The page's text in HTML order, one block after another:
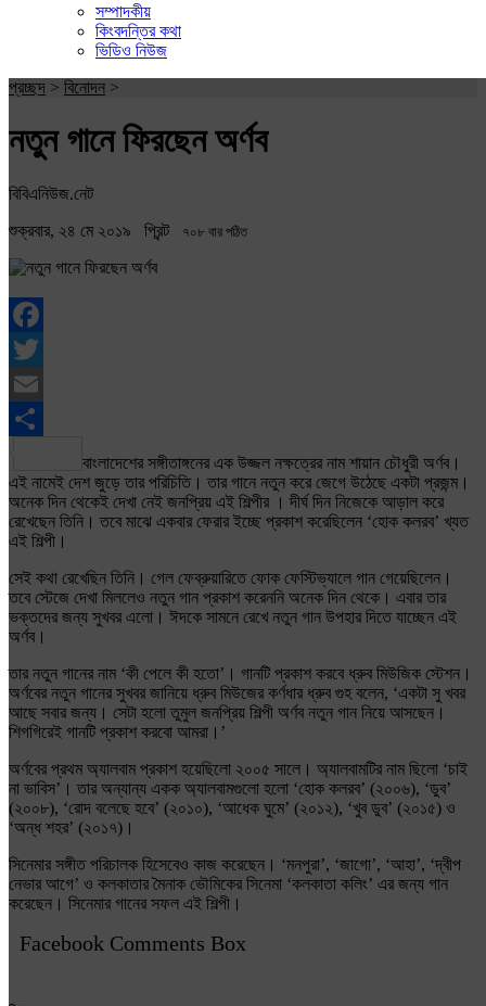
সম্পাদকীয়
কিংবদন্তির কথা
ভিডিও নিউজ
প্রচ্ছদ > বিনোদন >
নতুন গানে ফিরছেন অর্ণব
বিবিএনিউজ.নেট
শুক্রবার, ২৪ মে ২০১৯ প্রিন্ট ৭০৮ বার পঠিত
Facebook
Twitter
Email
বাংলাদেশের সঙ্গীতাঙ্গনের এক উজ্জল নক্ষত্রের নাম শায়ান চৌধুরী অর্ণব।
এই নামেই দেশ জুড়ে তার পরিচিতি। তার গানে নতুন করে জেগে উঠেছে একটা প্রজন্ম।
অনেক দিন থেকেই দেখা নেই জনপ্রিয় এই শিল্পীর । দীর্ঘ দিন নিজেকে আড়াল করে
রেখেছেন তিনি। তবে মাঝে একবার ফেরার ইচ্ছে প্রকাশ করেছিলেন ‘হোক কলরব’ খ্যত
এই শিল্পী।
সেই কথা রেখেছিন তিনি। গেল ফেব্রুয়ারিতে ফোক ফেস্টিভ্যালে গান গেয়েছিলেন।
তবে স্টেজে দেখা মিললেও নতুন গান প্রকাশ করেননি অনেক দিন থেকে। এবার তার
ভক্তদের জন্য সুখবর এলো। ঈদকে সামনে রেখে নতুন গান উপহার দিতে যাচ্ছেন এই
অর্ণব।
তার নতুন গানের নাম ‘কী পেলে কী হতো’। গানটি প্রকাশ করবে ধ্রুব মিউজিক স্টেশন।
অর্ণবের নতুন গানের সুখবর জানিয়ে ধ্রুব মিউজের কর্ণধার ধ্রুব গুহ বলেন, ‘একটা সু খবর
আছে সবার জন্য। সেটা হলো তুমুল জনপ্রিয় শিল্পী অর্ণব নতুন গান নিয়ে আসছেন।
শিগগিরেই গানটি প্রকাশ করবো আমরা।’
অর্ণবের প্রথম অ্যালবাম প্রকাশ হয়েছিলো ২০০৫ সালে। অ্যালবামটির নাম ছিলো ‘চাই
না ভাবিস’। তার অন্যান্য একক অ্যালবামগুলো হলো ‘হোক কলরব’ (২০০৬), ‘ডুব’
(২০০৮), ‘রোদ বলেছে হবে’ (২০১০), ‘আধেক ঘুমে’ (২০১২), ‘খুব ডুব’ (২০১৫) ও
‘অন্ধ শহর’ (২০১৭)।
সিনেমার সঙ্গীত পরিচালক হিসেবেও কাজ করেছেন। ‘মনপুরা’, ‘জাগো’, ‘আহা’, ‘দ্বীপ
নেভার আগে’ ও কলকাতার মৈনাক ভৌমিকের সিনেমা ‘কলকাতা কলিং’ এর জন্য গান
করেছেন। সিনেমার গানের সফল এই শিল্পী।
Facebook Comments Box